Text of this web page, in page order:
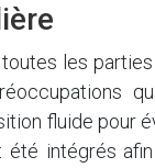
les
fluide pour
intégrés